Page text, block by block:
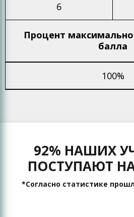
6
Процент
балла
100%
92% НАШИХ
ПОСТУПАЮТ
*Согласно статистике